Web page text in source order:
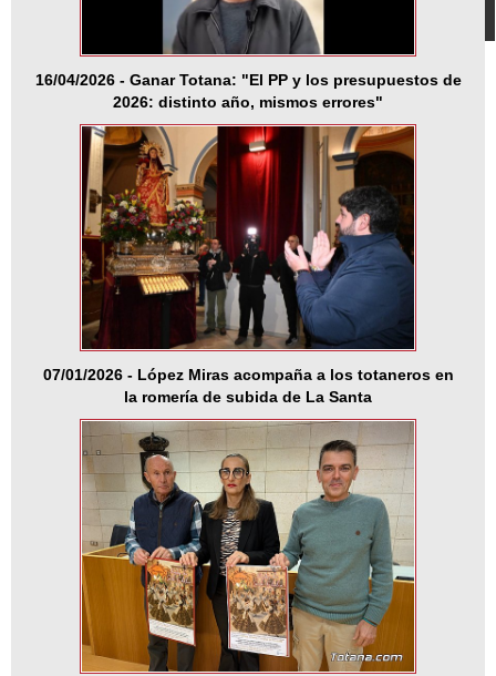
16/04/2026 - Ganar Totana: "El PP y los presupuestos de
2026: distinto año, mismos errores"
07/01/2026 - López Miras acompaña a los totaneros en
la romería de subida de La Santa